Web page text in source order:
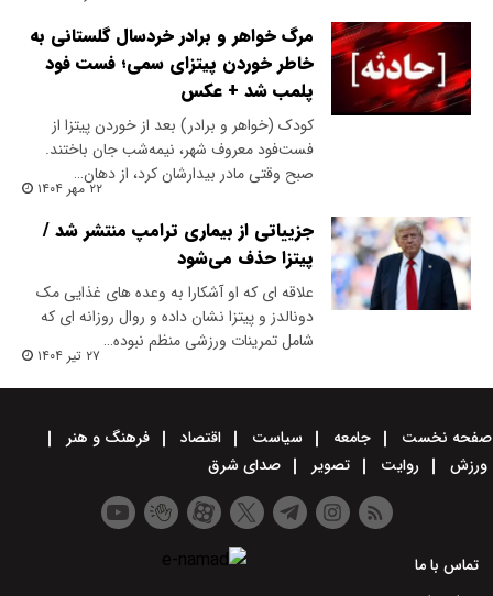
مرگ خواهر و برادر خردسال گلستانی به
خاطر خوردن پیتزای سمی؛ فست فود
پلمب شد + عکس
کودک (خواهر و برادر) بعد از خوردن پیتزا از
فست‌فود معروف شهر، نیمه‌شب جان باختند.
صبح وقتی مادر بیدارشان کرد، از دهان…
۲۲ مهر ۱۴۰۴
جزییاتی از بیماری ترامپ منتشر شد /
پیتزا حذف می‌شود
علاقه ای که او آشکارا به وعده های غذایی مک
دونالدز و پیتزا نشان داده و روال روزانه ای که
شامل تمرینات ورزشی منظم نبوده…
۲۷ تیر ۱۴۰۴
صفحه نخست جامعه سیاست اقتصاد
فرهنگ و هنر
ورزش
روایت تصویر صدای شرق
تماس با ما